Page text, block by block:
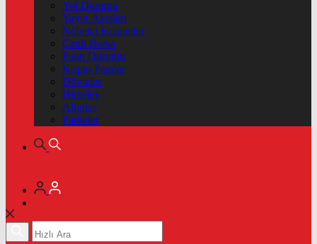
Yol Durumu
Yayın Akışları
Nöbetçi Eczaneler
Canlı Borsa
Puan Durumu
Kripto Paralar
Dövizler
Hisseler
Altınlar
Pariteler